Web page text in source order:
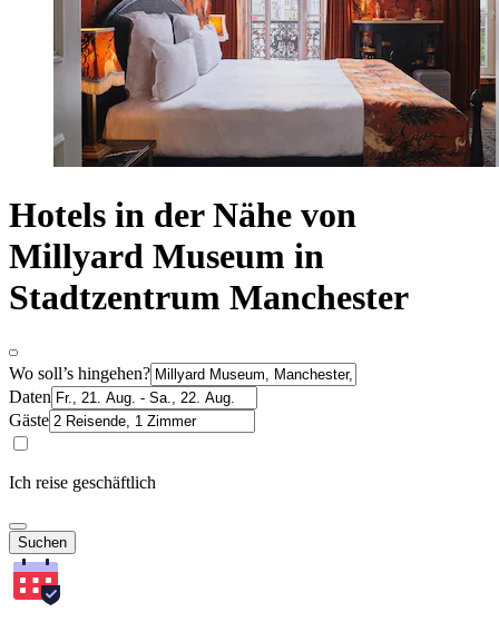
Hotels in der Nähe von
Millyard Museum in
Stadtzentrum Manchester
Wo soll’s hingehen?
Daten
Gäste
Ich reise geschäftlich
Suchen